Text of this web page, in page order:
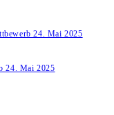
24. Mai 2025
24. Mai 2025